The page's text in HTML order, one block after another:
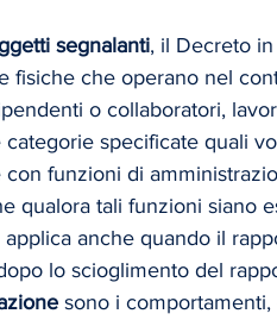
segnalanti, il Decreto
fisiche che operano nel
o collaboratori,
categorie specificate quali
funzioni di
qualora tali funzioni siano
anche quando il
lo scioglimento del
sono i